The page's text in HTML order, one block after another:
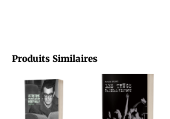
Produits Similaires